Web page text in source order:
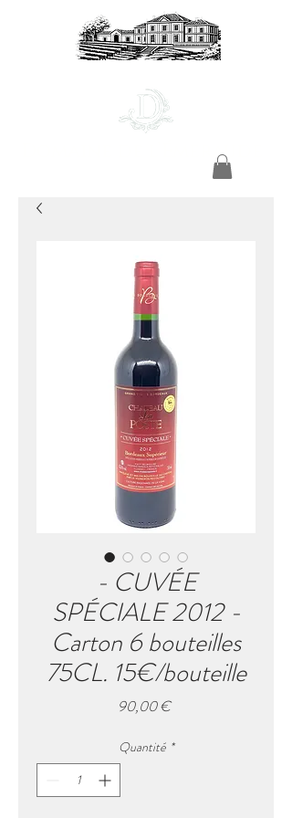
Domaine de l’Émeraude
- CUVÉE
SPÉCIALE 2012 -
Carton 6 bouteilles
75CL. 15€/bouteille
90,00 €Prix
Quantité *